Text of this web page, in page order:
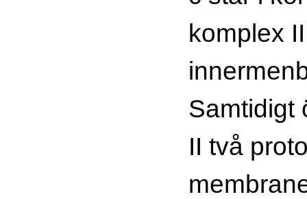
komplex
Samtidigt
II två